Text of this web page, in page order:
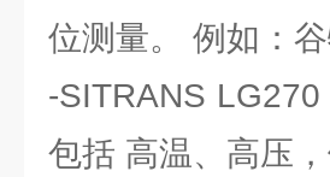
位测量。 例如：
-SITRANS
包括 高温、高压